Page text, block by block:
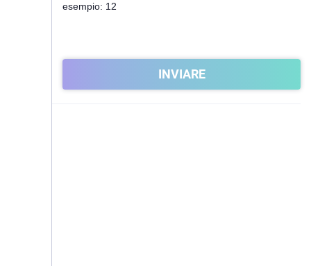
esempio: 12